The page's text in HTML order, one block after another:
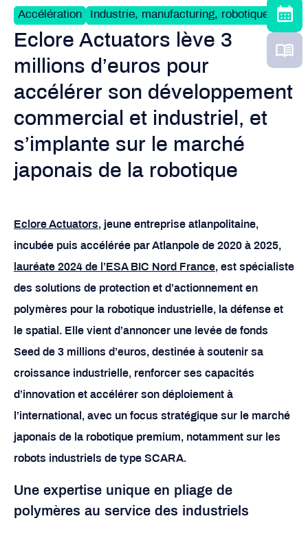
Accélération Industrie, manufacturing, robotique
Eclore Actuators lève 3
millions d’euros pour
accélérer son développement
commercial et industriel, et
s’implante sur le marché
japonais de la robotique
Eclore Actuators, jeune entreprise atlanpolitaine,
incubée puis accélérée par Atlanpole de 2020 à 2025,
lauréate 2024 de l’ESA BIC Nord France, est spécialiste
des solutions de protection et d’actionnement en
polymères pour la robotique industrielle, la défense et
le spatial. Elle vient d’annoncer une levée de fonds
Seed de 3 millions d’euros, destinée à soutenir sa
croissance industrielle, renforcer ses capacités
d’innovation et accélérer son déploiement à
l’international, avec un focus stratégique sur le marché
japonais de la robotique premium, notamment sur les
robots industriels de type SCARA.
Une expertise unique en pliage de
polymères au service des industriels